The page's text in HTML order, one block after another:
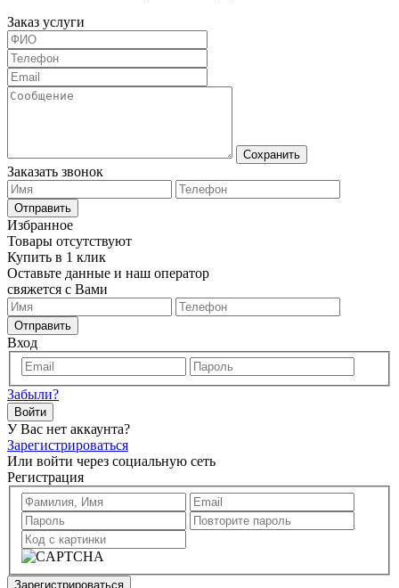
Заказ услуги
Сохранить
Заказать звонок
Отправить
Избранное
Товары отсутствуют
Купить в 1 клик
Оставьте данные и наш оператор
свяжется с Вами
Отправить
Вход
Забыли?
Войти
У Вас нет аккаунта?
Зарегистрироваться
Или войти через социальную сеть
Регистрация
Зарегистрироваться